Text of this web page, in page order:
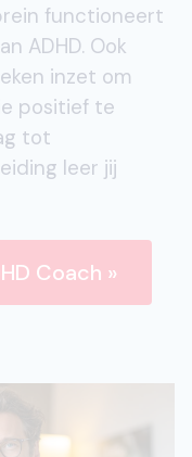
functioneert
ADHD. Ook
inzet om
positief te
tot
leer jij
Coach »